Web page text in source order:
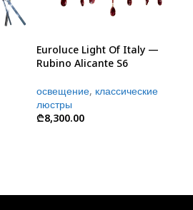
Euroluce Light Of Italy —
Rubino Alicante S6
освещение, классические
люстры
₾8,300.00